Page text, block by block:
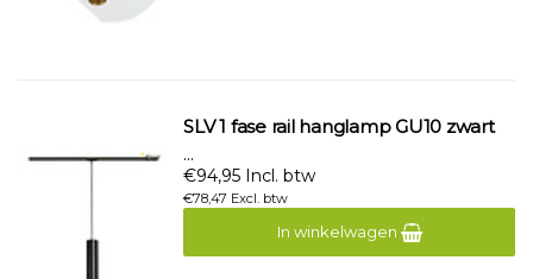
SLV 1 fase rail hanglamp GU10 zwart
...
€94,95 Incl. btw
€78,47 Excl. btw
In winkelwagen